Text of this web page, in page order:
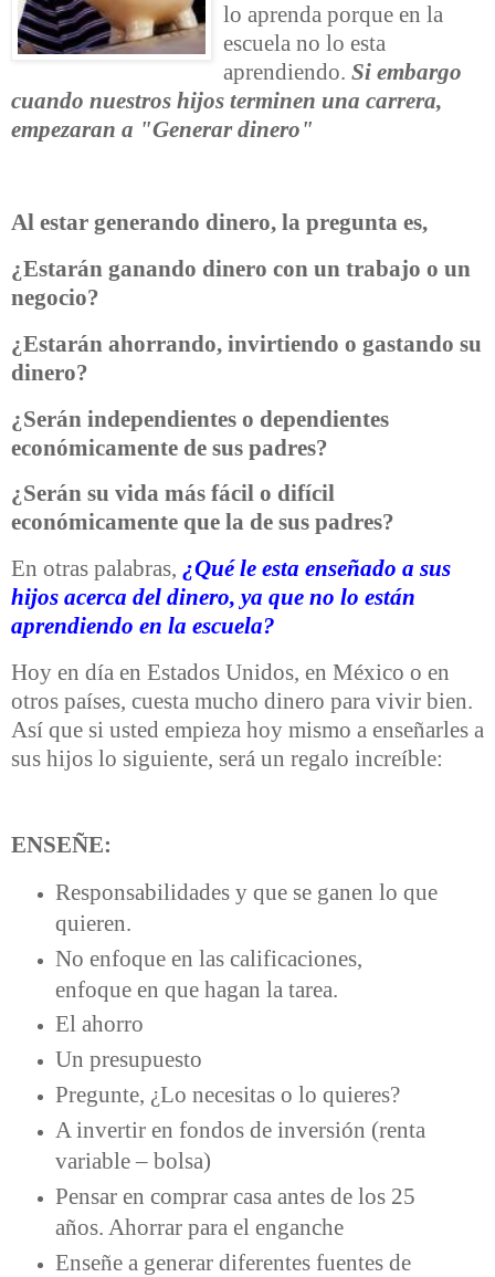
lo aprenda porque en la
escuela no lo esta
aprendiendo. Si embargo
cuando nuestros hijos terminen una carrera,
empezaran a "Generar dinero"
Al estar generando dinero, la pregunta es,
¿Estarán ganando dinero con un trabajo o un
negocio?
¿Estarán ahorrando, invirtiendo o gastando su
dinero?
¿Serán independientes o dependientes
económicamente de sus padres?
¿Serán su vida más fácil o difícil
económicamente que la de sus padres?
En otras palabras, ¿Qué le esta enseñado a sus
hijos acerca del dinero, ya que no lo están
aprendiendo en la escuela?
Hoy en día en Estados Unidos, en México o en
otros países, cuesta mucho dinero para vivir bien.
Así que si usted empieza hoy mismo a enseñarles a
sus hijos lo siguiente, será un regalo increíble:
ENSEÑE:
Responsabilidades y que se ganen lo que
quieren.
No enfoque en las calificaciones,
enfoque en que hagan la tarea.
El ahorro
Un presupuesto
Pregunte, ¿Lo necesitas o lo quieres?
A invertir en fondos de inversión (renta
variable – bolsa)
Pensar en comprar casa antes de los 25
años. Ahorrar para el enganche
Enseñe a generar diferentes fuentes de